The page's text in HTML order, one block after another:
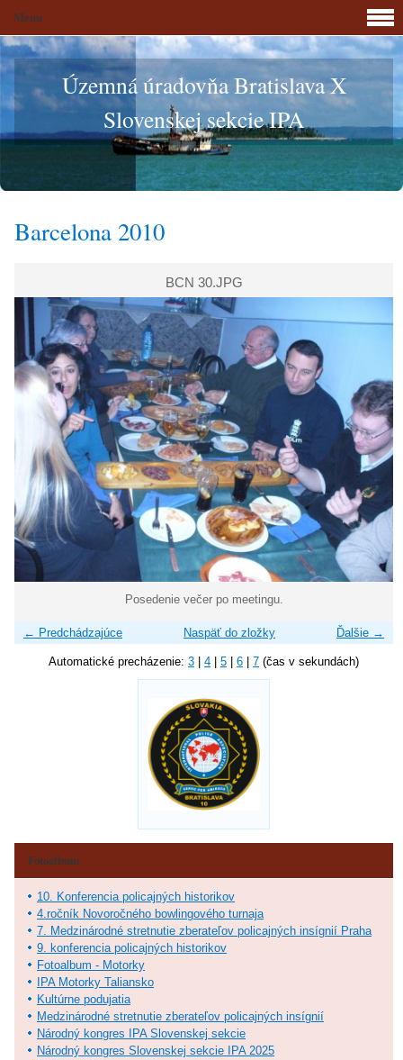
Územná úradovňa Bratislava X
Slovenskej sekcie IPA
Barcelona 2010
BCN 30.JPG
Posedenie večer po meetingu.
← Predchádzajúce Ďalšie →
Naspäť do zložky
Automatické precházenie: 3 4 5 6 7 (čas v sekundách)
Menu
Fotoalbum
10. Konferencia policajných historikov
4.ročník Novoročného bowlingového turnaja
7. Medzinárodné stretnutie zberateľov policajných insígnií Praha
9. konferencia policajných historikov
Fotoalbum - Motorky
IPA Motorky Taliansko
Kultúrne podujatia
Medzinárodné stretnutie zberateľov policajných insígnií
Národný kongres IPA Slovenskej sekcie
Národný kongres Slovenskej sekcie IPA 2025